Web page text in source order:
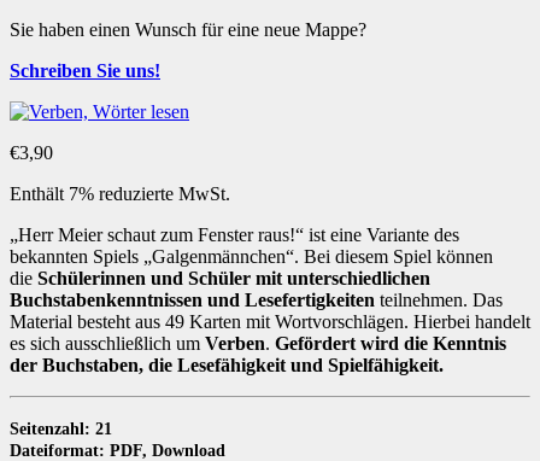
Sie haben einen Wunsch für eine neue Mappe?
Schreiben Sie uns!
€3,90
Enthält 7% reduzierte MwSt.
„Herr Meier schaut zum Fenster raus!“ ist eine Variante des
bekannten Spiels „Galgenmännchen“. Bei diesem Spiel können
die Schülerinnen und Schüler mit unterschiedlichen
Buchstabenkenntnissen und Lesefertigkeiten teilnehmen. Das
Material besteht aus 49 Karten mit Wortvorschlägen. Hierbei handelt
es sich ausschließlich um Verben. Gefördert wird die Kenntnis
der Buchstaben, die Lesefähigkeit und Spielfähigkeit.
Seitenzahl: 21
Dateiformat: PDF, Download